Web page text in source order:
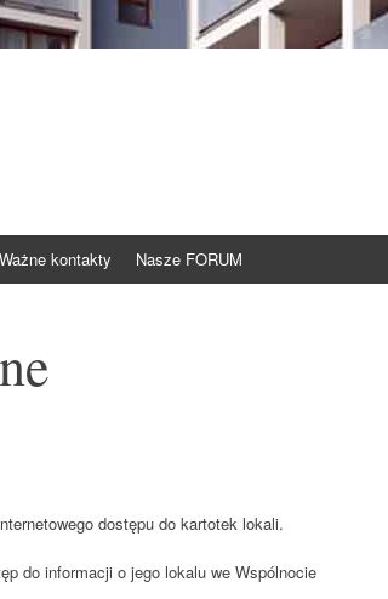
Ważne kontakty Nasze FORUM
dostępu do kartotek lokali.
do informacji o jego lokalu we Wspólnocie